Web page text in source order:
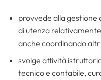
provvede alla
di utenza
anche coordinando
svolge attività
tecnico e contabile,